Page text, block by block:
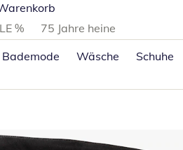
%
75 Jahre heine
Bademode Wäsche Schuhe